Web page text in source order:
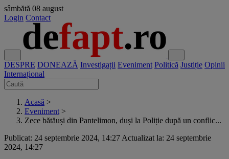
sâmbătă 08 august
Login Contact
DESPRE DONEAZĂ Investigații Eveniment Politică Justiție Opinii
Internațional
Acasă >
Eveniment >
Zece bătăuși din Pantelimon, duși la Poliție după un conflic...
Publicat: 24 septembrie 2024, 14:27 Actualizat la: 24 septembrie
2024, 14:27